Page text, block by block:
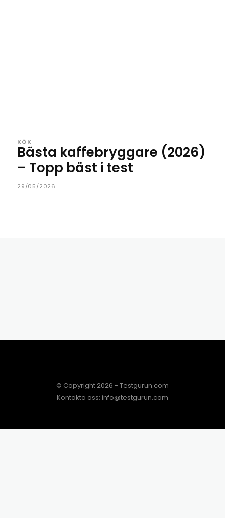
KÖK
Bästa kaffebryggare (2026)
– Topp bäst i test
29/05/2026
© Copyright 2026 - Testgurun.com
Kontakta oss: info@testgurun.com